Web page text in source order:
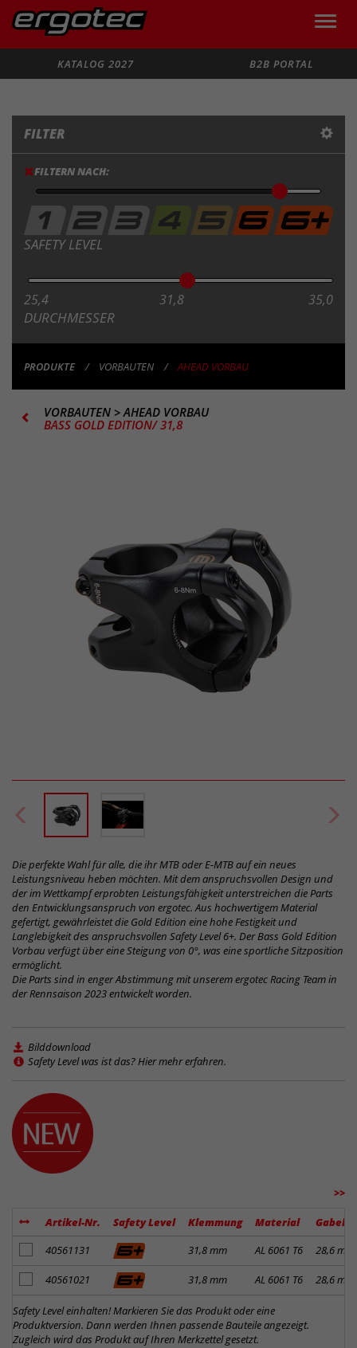
Toggle
KATALOG 2027
B2B PORTAL
FILTER
FILTERN NACH:
SAFETY LEVEL
25,4 31,8 35,0
DURCHMESSER
PRODUKTE VORBAUTEN AHEAD VORBAU
VORBAUTEN >AHEAD VORBAU
BASS GOLD EDITION/ 31,8
Die perfekte Wahl für alle, die ihr MTB oder E-MTB auf ein neues
Leistungsniveau heben möchten. Mit dem anspruchsvollen Design und
der im Wettkampf erprobten Leistungsfähigkeit unterstreichen die Parts
den Entwicklungsanspruch von ergotec. Aus hochwertigem Material
gefertigt, gewährleistet die Gold Edition eine hohe Festigkeit und
Langlebigkeit des anspruchsvollen Safety Level 6+. Der Bass Gold Edition
Vorbau verfügt über eine Steigung von 0°, was eine sportliche Sitzposition
ermöglicht.
Die Parts sind in enger Abstimmung mit unserem ergotec Racing Team in
der Rennsaison 2023 entwickelt worden.
Bilddownload
Safety Level was ist das? Hier mehr erfahren.
>>
Artikel-Nr. Safety Level Klemmung Material
Artikel zum Merkzettel hinzufügen
40561131 31,8 mm AL 6061 T6 28,6 mm
Artikel zum Merkzettel hinzufügen
40561021 31,8 mm AL 6061 T6 28,6 mm
Safety Level einhalten! Markieren Sie das Produkt oder eine
Produktversion. Dann werden Ihnen passende Bauteile angezeigt.
Zugleich wird das Produkt auf Ihren Merkzettel gesetzt.